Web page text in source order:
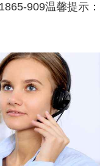
909温馨提示：